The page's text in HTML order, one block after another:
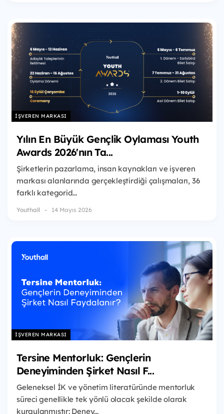
İŞVEREN MARKASI
Yılın En Büyük Gençlik Oylaması Youth
Awards 2026'nın Ta...
Şirketlerin pazarlama, insan kaynakları ve işveren
markası alanlarında gerçekleştirdiği çalışmaları, 36
farklı kategorid...
Youthall 14 Mayıs 2026
İŞVEREN MARKASI
Tersine Mentorluk: Gençlerin
Deneyiminden Şirket Nasıl F...
Geleneksel İK ve yönetim literatüründe mentorluk
süreci genellikle tek yönlü olacak şekilde olarak
kurgulanmıştır: Deney...